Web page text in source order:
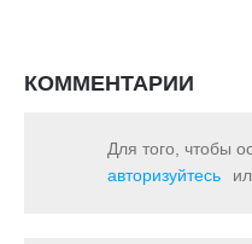
КОММЕНТАРИИ
Для того, чтобы
авторизуйтесь